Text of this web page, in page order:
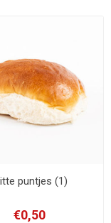
puntjes (1)
€0,50